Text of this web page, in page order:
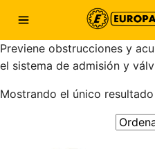
Saltar al contenido
Abrir menú
Previene obstrucciones y
el sistema de admisión y
Mostrando el único resultado